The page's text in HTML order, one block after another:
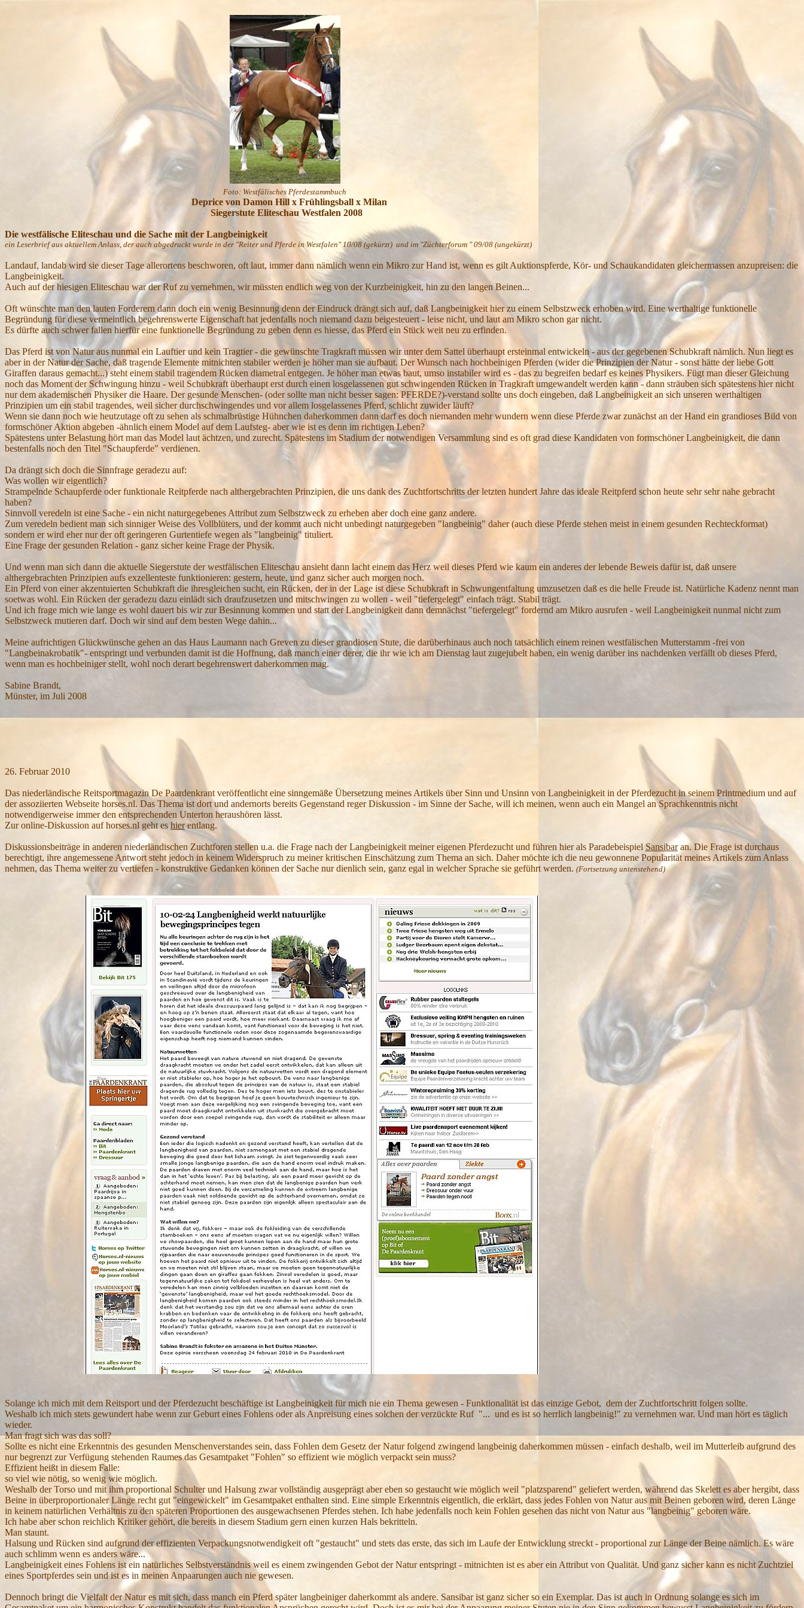
Foto: Westfälisches Pferdestammbuch
Deprice von Damon Hill x Frühlingsball x Milan
Siegerstute Eliteschau Westfalen 2008
Die westfälische Eliteschau und die Sache mit der Langbeinigkeit
ein Leserbrief aus aktuellem Anlass, der auch abgedruckt wurde in der "Reiter und Pferde in Westfalen" 10/08 (gekürzt) und im "Züchterforum " 09/08 (ungekürzt)
Landauf, landab wird sie dieser Tage allerortens beschworen, oft laut, immer dann nämlich wenn ein Mikro zur Hand ist, wenn es gilt Auktionspferde, Kör- und Schaukandidaten gleichermassen anzupreisen: die
Langbeinigkeit.
Auch auf der hiesigen Eliteschau war der Ruf zu vernehmen, wir müssten endlich weg von der Kurzbeinigkeit, hin zu den langen Beinen...
Oft wünschte man den lauten Forderern dann doch ein wenig Besinnung denn der Eindruck drängt sich auf, daß Langbeinigkeit hier zu einem Selbstzweck erhoben wird. Eine werthaltige funktionelle
Begründung für diese vermeintlich begehrenswerte Eigenschaft hat jedenfalls noch niemand dazu beigesteuert - leise nicht, und laut am Mikro schon gar nicht.
Es dürfte auch schwer fallen hierfür eine funktionelle Begründung zu geben denn es hiesse, das Pferd ein Stück weit neu zu erfinden.
Das Pferd ist von Natur aus nunmal ein Lauftier und kein Tragtier - die gewünschte Tragkraft müssen wir unter dem Sattel überhaupt ersteinmal entwickeln - aus der gegebenen Schubkraft nämlich. Nun liegt es
aber in der Natur der Sache, daß tragende Elemente mitnichten stabiler werden je höher man sie aufbaut. Der Wunsch nach hochbeinigen Pferden (wider die Prinzipien der Natur - sonst hätte der liebe Gott
Giraffen daraus gemacht...) steht einem stabil tragendem Rücken diametral entgegen. Je höher man etwas baut, umso instabiler wird es - das zu begreifen bedarf es keines Physikers. Fügt man dieser Gleichung
noch das Moment der Schwingung hinzu - weil Schubkraft überhaupt erst durch einen losgelassenen gut schwingenden Rücken in Tragkraft umgewandelt werden kann - dann sträuben sich spätestens hier nicht
nur dem akademischen Physiker die Haare. Der gesunde Menschen- (oder sollte man nicht besser sagen: PFERDE?)-verstand sollte uns doch eingeben, daß Langbeinigkeit an sich unseren werthaltigen
Prinzipien um ein stabil tragendes, weil sicher durchschwingendes und vor allem losgelassenes Pferd, schlicht zuwider läuft?
Wenn sie dann noch wie heutzutage oft zu sehen als schmalbrüstige Hühnchen daherkommen dann darf es doch niemanden mehr wundern wenn diese Pferde zwar zunächst an der Hand ein grandioses Bild von
formschöner Aktion abgeben -ähnlich einem Model auf dem Laufsteg- aber wie ist es denn im richtigen Leben?
Spätestens unter Belastung hört man das Model laut ächtzen, und zurecht. Spätestens im Stadium der notwendigen Versammlung sind es oft grad diese Kandidaten von formschöner Langbeinigkeit, die dann
bestenfalls noch den Titel "Schaupferde" verdienen.
Da drängt sich doch die Sinnfrage geradezu auf:
Was wollen wir eigentlich?
Strampelnde Schaupferde oder funktionale Reitpferde nach althergebrachten Prinzipien, die uns dank des Zuchtfortschritts der letzten hundert Jahre das ideale Reitpferd schon heute sehr sehr nahe gebracht
haben?
Sinnvoll veredeln ist eine Sache - ein nicht naturgegebenes Attribut zum Selbstzweck zu erheben aber doch eine ganz andere.
Zum veredeln bedient man sich sinniger Weise des Vollblüters, und der kommt auch nicht unbedingt naturgegeben "langbeinig" daher (auch diese Pferde stehen meist in einem gesunden Rechteckformat)
sondern er wird eher nur der oft geringeren Gurtentiefe wegen als "langbeinig" tituliert.
Eine Frage der gesunden Relation - ganz sicher keine Frage der Physik.
Und wenn man sich dann die aktuelle Siegerstute der westfälischen Eliteschau ansieht dann lacht einem das Herz weil dieses Pferd wie kaum ein anderes der lebende Beweis dafür ist, daß unsere
althergebrachten Prinzipien aufs exzellenteste funktionieren: gestern, heute, und ganz sicher auch morgen noch.
Ein Pferd von einer akzentuierten Schubkraft die ihresgleichen sucht, ein Rücken, der in der Lage ist diese Schubkraft in Schwungentfaltung umzusetzen daß es die helle Freude ist. Natürliche Kadenz nennt man
soetwas wohl. Ein Rücken der geradezu dazu einlädt sich draufzusetzen und mitschwingen zu wollen - weil "tiefergelegt" einfach trägt. Stabil trägt.
Und ich frage mich wie lange es wohl dauert bis wir zur Besinnung kommen und statt der Langbeinigkeit dann demnächst "tiefergelegt" fordernd am Mikro ausrufen - weil Langbeinigkeit nunmal nicht zum
Selbstzweck mutieren darf. Doch wir sind auf dem besten Wege dahin...
Meine aufrichtigen Glückwünsche gehen an das Haus Laumann nach Greven zu dieser grandiosen Stute, die darüberhinaus auch noch tatsächlich einem reinen westfälischen Mutterstamm -frei von
"Langbeinakrobatik"- entspringt und verbunden damit ist die Hoffnung, daß manch einer derer, die ihr wie ich am Dienstag laut zugejubelt haben, ein wenig darüber ins nachdenken verfällt ob dieses Pferd,
wenn man es hochbeiniger stellt, wohl noch derart begehrenswert daherkommen mag.
Sabine Brandt,
Münster, im Juli 2008
26. Februar 2010
Das niederländische Reitsportmagazin De Paardenkrant veröffentlicht eine sinngemäße Übersetzung meines Artikels über Sinn und Unsinn von Langbeinigkeit in der Pferdezucht in seinem Printmedium und auf
der assoziierten Webseite horses.nl. Das Thema ist dort und andernorts bereits Gegenstand reger Diskussion - im Sinne der Sache, will ich meinen, wenn auch ein Mangel an Sprachkenntnis nicht
notwendigerweise immer den entsprechenden Unterton heraushören lässt.
Zur online-Diskussion auf horses.nl geht es hierentlang.
Diskussionsbeiträge in anderen niederländischen Zuchtforen stellen u.a. die Frage nach der Langbeinigkeit meiner eigenen Pferdezucht und führen hier als Paradebeispiel Sansibaran. Die Frage ist durchaus
berechtigt, ihre angemessene Antwort steht jedoch in keinem Widerspruch zu meiner kritischen Einschätzung zum Thema an sich. Daher möchte ich die neu gewonnene Popularität meines Artikels zum Anlass
nehmen, das Thema weiter zu vertiefen - konstruktive Gedanken können der Sache nur dienlich sein, ganz egal in welcher Sprache sie geführt werden. (Fortsetzung untenstehend)
Solange ich mich mit dem Reitsport und der Pferdezucht beschäftige ist Langbeinigkeit für mich nie ein Thema gewesen - Funktionalität ist das einzige Gebot, dem der Zuchtfortschritt folgen sollte.
Weshalb ich mich stets gewundert habe wenn zur Geburt eines Fohlens oder als Anpreisung eines solchen der verzückte Ruf "... und es ist so herrlich langbeinig!" zu vernehmen war. Und man hört es täglich
wieder.
Man fragt sich was das soll?
Sollte es nicht eine Erkenntnis des gesunden Menschenverstandes sein, dass Fohlen dem Gesetz der Natur folgend zwingend langbeinig daherkommen müssen - einfach deshalb, weil im Mutterleib aufgrund des
nur begrenzt zur Verfügung stehenden Raumes das Gesamtpaket "Fohlen" so effizient wie möglich verpackt sein muss?
Effizient heißt in diesem Falle:
so viel wie nötig, so wenig wie möglich.
Weshalb der Torso und mit ihm proportional Schulter und Halsung zwar vollständig ausgeprägt aber eben so gestaucht wie möglich weil "platzsparend" geliefert werden, während das Skelett es aber hergibt, dass
Beine in überproportionaler Länge recht gut "eingewickelt" im Gesamtpaket enthalten sind. Eine simple Erkenntnis eigentlich, die erklärt, dass jedes Fohlen von Natur aus mit Beinen geboren wird, deren Länge
in keinem natürlichen Verhältnis zu den späteren Proportionen des ausgewachsenen Pferdes stehen. Ich habe jedenfalls noch kein Fohlen gesehen das nicht von Natur aus "langbeinig" geboren wäre.
Ich habe aber schon reichlich Kritiker gehört, die bereits in diesem Stadium gern einen kurzen Hals bekritteln.
Man staunt.
Halsung und Rücken sind aufgrund der effizienten Verpackungsnotwendigkeit oft "gestaucht" und stets das erste, das sich im Laufe der Entwicklung streckt - proportional zur Länge der Beine nämlich. Es wäre
auch schlimm wenn es anders wäre...
Langbeinigkeit eines Fohlens ist ein natürliches Selbstverständnis weil es einem zwingenden Gebot der Natur entspringt - mitnichten ist es aber ein Attribut von Qualität. Und ganz sicher kann es nicht Zuchtziel
eines Sportpferdes sein und ist es in meinen Anpaarungen auch nie gewesen.
Dennoch bringt die Vielfalt der Natur es mit sich, dass manch ein Pferd später langbeiniger daherkommt als andere. Sansibar ist ganz sicher so ein Exemplar. Das ist auch in Ordnung solange es sich im